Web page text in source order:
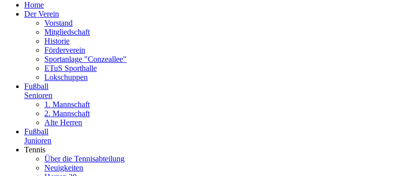
Home
Der Verein
Vorstand
Mitgliedschaft
Historie
Förderverein
Sportanlage "Conzeallee"
ETuS Sporthalle
Lokschuppen
Fußball
Senioren
1. Mannschaft
2. Mannschaft
Alte Herren
Fußball
Junioren
Tennis
Über die Tennisabteilung
Neuigkeiten